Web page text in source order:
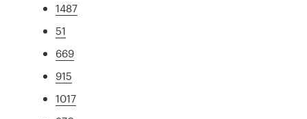
1487
51
669
915
1017